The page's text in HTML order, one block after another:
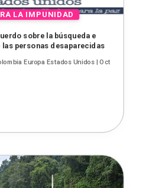
sobre la búsqueda e
personas desaparecidas
Europa Estados Unidos|Oct